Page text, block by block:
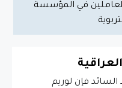
في المؤسسة
السائد فإن لوريم